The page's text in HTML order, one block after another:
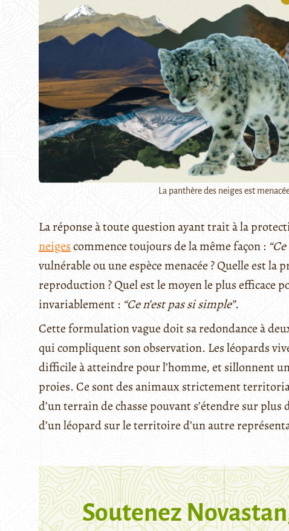
La panthère des neiges est
La réponse à toute question ayant trait à la
neigescommence toujours de la même façon :
vulnérable ou une espèce menacée ? Quelle est
reproduction ? Quel est le moyen le plus efficace
invariablement : “Ce n’est pas si simple”.
Cette formulation vague doit sa redondance à
qui compliquent son observation. Les léopards
difficile à atteindre pour l’homme, et sillonnent
proies. Ce sont des animaux strictement
d’un terrain de chasse pouvant s’étendre sur
d’un léopard sur le territoire d’un autre
Soutenez